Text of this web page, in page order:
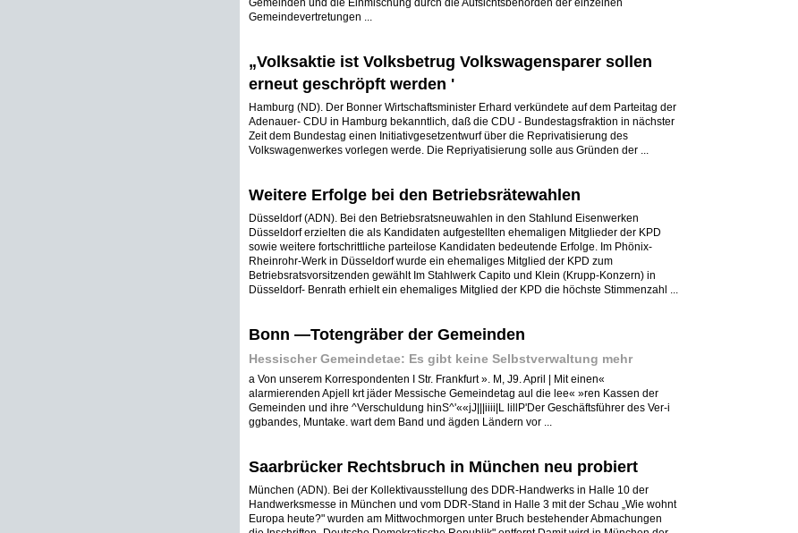
Gemeinden und die Einmischung durch die Aufsichtsbehörden der einzelnen
Gemeindevertretungen ...
„Volksaktie ist Volksbetrug Volkswagensparer sollen
erneut geschröpft werden '
Hamburg (ND). Der Bonner Wirtschaftsminister Erhard verkündete auf dem Parteitag der
Adenauer- CDU in Hamburg bekanntlich, daß die CDU - Bundestagsfraktion in nächster
Zeit dem Bundestag einen Initiativgesetzentwurf über die Reprivatisierung des
Volkswagenwerkes vorlegen werde. Die Repriyatisierung solle aus Gründen der ...
Weitere Erfolge bei den Betriebsrätewahlen
Düsseldorf (ADN). Bei den Betriebsratsneuwahlen in den Stahlund Eisenwerken
Düsseldorf erzielten die als Kandidaten aufgestellten ehemaligen Mitglieder der KPD
sowie weitere fortschrittliche parteilose Kandidaten bedeutende Erfolge. Im Phönix-
Rheinrohr-Werk in Düsseldorf wurde ein ehemaliges Mitglied der KPD zum
Betriebsratsvorsitzenden gewählt Im Stahlwerk Capito und Klein (Krupp-Konzern) in
Düsseldorf- Benrath erhielt ein ehemaliges Mitglied der KPD die höchste Stimmenzahl ...
Bonn —Totengräber der Gemeinden
Hessischer Gemeindetae: Es gibt keine Selbstverwaltung mehr
a Von unserem Korrespondenten I Str. Frankfurt ». M, J9. April | Mit einen«
alarmierenden Apjell krt jäder Messische Gemeindetag aul die lee« »ren Kassen der
Gemeinden und ihre ^Verschuldung hinS^'««jJ|||iiii|L lillP'Der Geschäftsführer des Ver-i
ggbandes, Muntake. wart dem Band und ägden Ländern vor ...
Saarbrücker Rechtsbruch in München neu probiert
München (ADN). Bei der Kollektivausstellung des DDR-Handwerks in Halle 10 der
Handwerksmesse in München und vom DDR-Stand in Halle 3 mit der Schau „Wie wohnt
Europa heute?" wurden am Mittwochmorgen unter Bruch bestehender Abmachungen